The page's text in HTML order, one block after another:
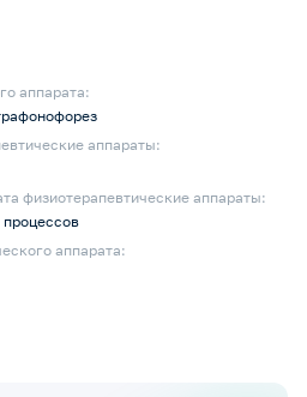
аппарата:
аппараты:
физиотерапевтические аппараты:
аппарата: